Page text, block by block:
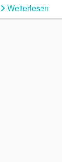
Weiterlesen